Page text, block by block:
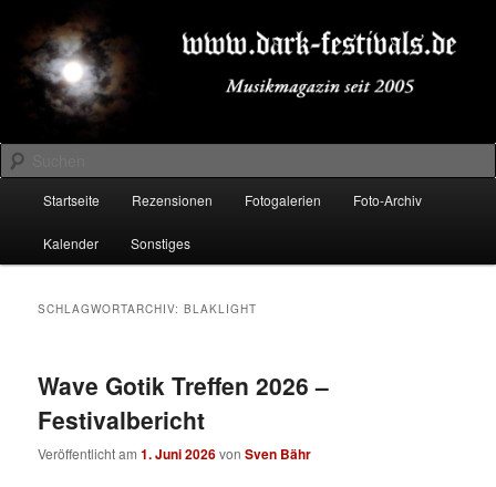
primären
Inhalt
springen
sekundären
Inhalt
springenDARK-FESTIVALS.DE
Suchen
Startseite Rezensionen Fotogalerien Foto-Archiv
Kalender Sonstiges
SCHLAGWORTARCHIV:BLAKLIGHT
Wave Gotik Treffen 2026 –
Festivalbericht
Veröffentlicht am1. Juni 2026vonSven Bähr